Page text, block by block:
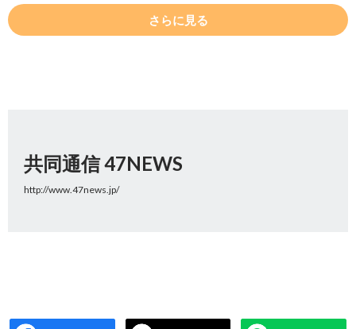
さらに見る
共同通信 47NEWS
http://www.47news.jp/